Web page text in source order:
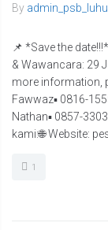
By
📌 *Save the
& Wawancara: 29
more information,
Fawwaz▪️ 0816-
Nathan▪️ 0857-
kami:🌐 Website:
1